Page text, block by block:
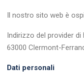
Il nostro sito web è
Indirizzo del provider
63000 Clermont-
Dati personali